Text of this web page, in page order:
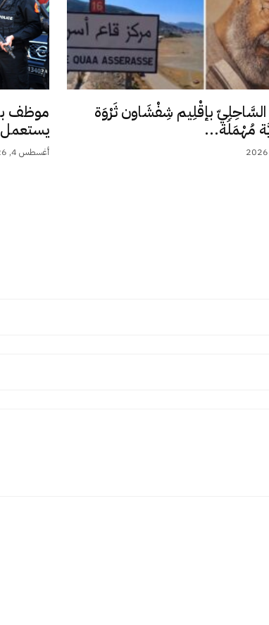
بإقْلِيم شِفْشَاون ثَرْوَة
مُهْمَلَة...
موظف
أغسطس 4, 2026